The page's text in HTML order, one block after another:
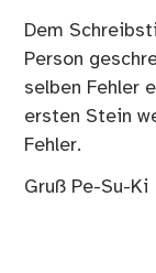
Dem
Person
selben Fehler
ersten Stein
Fehler.
Gruß Pe-Su-Ki